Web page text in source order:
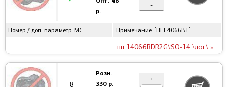
Номер / доп. параметр: MC Примечание: [HEF4066BT]
пп 14066BDR2G\SO-14 \лог\ »
р.
-
8
Розн.
330 р.
+